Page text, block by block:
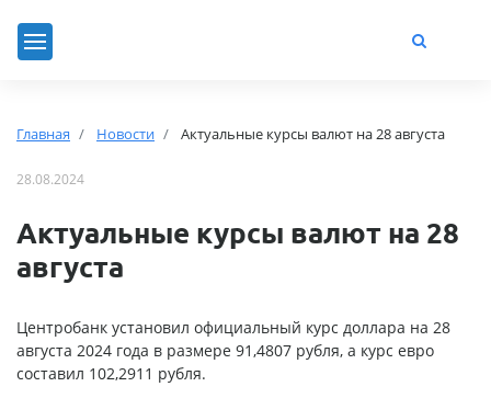
Главная Новости Актуальные курсы валют на 28 августа
28.08.2024
Актуальные курсы валют на 28
августа
Центробанк установил официальный курс доллара на 28
августа 2024 года в размере 91,4807 рубля, а курс евро
составил 102,2911 рубля.